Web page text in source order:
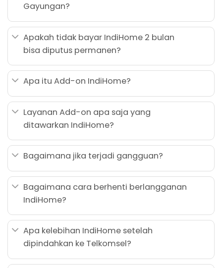
Gayungan?
Apakah tidak bayar IndiHome 2 bulan
bisa diputus permanen?
Apa itu Add-on IndiHome?
Layanan Add-on apa saja yang
ditawarkan IndiHome?
Bagaimana jika terjadi gangguan?
Bagaimana cara berhenti berlangganan
IndiHome?
Apa kelebihan IndiHome setelah
dipindahkan ke Telkomsel?